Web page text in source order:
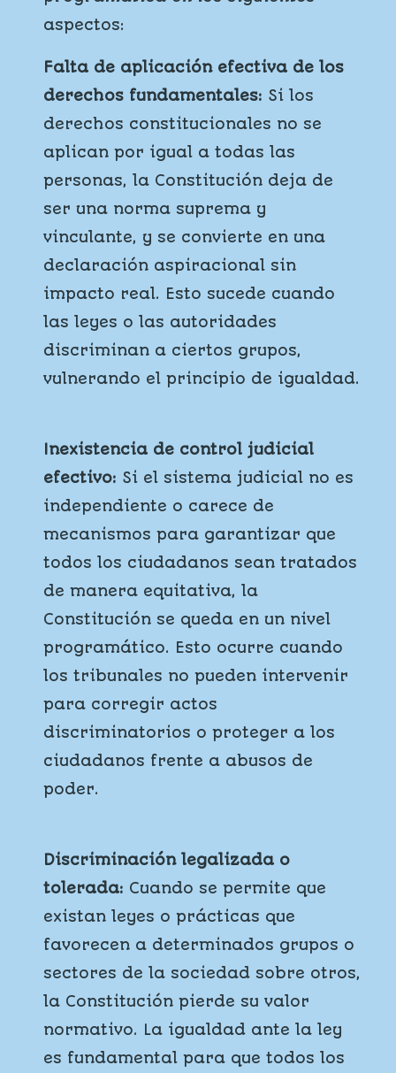
aspectos:
Falta de aplicación efectiva de los
derechos fundamentales: Si los
derechos constitucionales no se
aplican por igual a todas las
personas, la Constitución deja de
ser una norma suprema y
vinculante, y se convierte en una
declaración aspiracional sin
impacto real. Esto sucede cuando
las leyes o las autoridades
discriminan a ciertos grupos,
vulnerando el principio de igualdad.
Inexistencia de control judicial
efectivo: Si el sistema judicial no es
independiente o carece de
mecanismos para garantizar que
todos los ciudadanos sean tratados
de manera equitativa, la
Constitución se queda en un nivel
programático. Esto ocurre cuando
los tribunales no pueden intervenir
para corregir actos
discriminatorios o proteger a los
ciudadanos frente a abusos de
poder.
Discriminación legalizada o
tolerada: Cuando se permite que
existan leyes o prácticas que
favorecen a determinados grupos o
sectores de la sociedad sobre otros,
la Constitución pierde su valor
normativo. La igualdad ante la ley
es fundamental para que todos los